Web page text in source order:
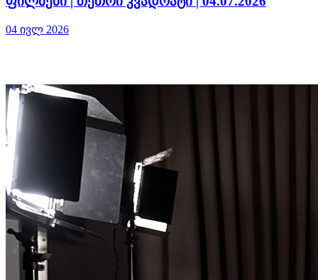
04 ივლ 2026